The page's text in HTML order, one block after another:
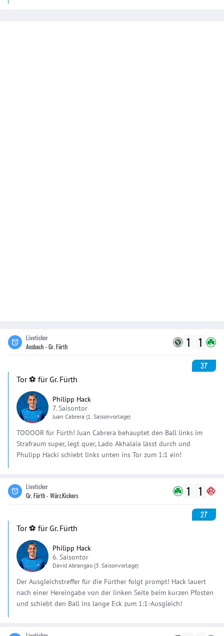
Liveticker
Ansbach - Gr. Fürth
1 1
37'
Tor ⚽️ für Gr. Fürth
Philipp Hack
7. Saisontor
Juan Cabrera (1. Saisonvorlage)
TOOOOR für Fürth! Juan Cabrera behauptet den Ball links im
Strafraum super, legt quer, Lado Akhalaia lässt durch und
Phulipp Hacki schiebt links unten ins Tor zum 1:1 ein!
Liveticker
Gr. Fürth - Würz.Kickers
1 1
27'
Tor ⚽️ für Gr. Fürth
Philipp Hack
6. Saisontor
David Abrangao (3. Saisonvorlage)
Der Ausgleichstreffer für die Fürther folgt prompt! Hack lauert
nach einer Hereingabe von der linken Seite beim kurzen Pfosten
und schiebt den Ball ins lange Eck zum 1:1-Ausgleich!